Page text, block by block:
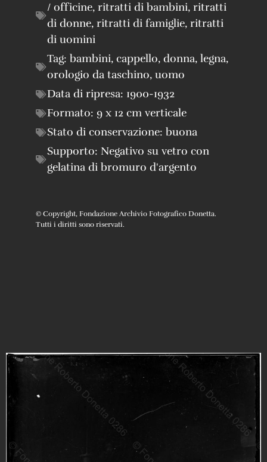
/ officine, ritratti di bambini, ritratti
di donne, ritratti di famiglie, ritratti
di uomini
Tag: bambini, cappello, donna, legna,
orologio da taschino, uomo
Data di ripresa: 1900-1932
Formato: 9 x 12 cm verticale
Stato di conservazione: buona
Supporto: Negativo su vetro con
gelatina di bromuro d'argento
© Copyright, Fondazione Archivio Fotografico Donetta.
Tutti i diritti sono riservati.